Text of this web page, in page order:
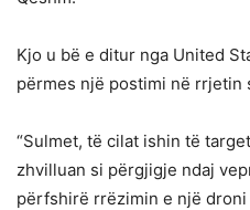
Kjo u bë e ditur nga United
përmes një postimi në rrjetin
“Sulmet, të cilat ishin të
zhvilluan si përgjigje ndaj
përfshirë rrëzimin e një droni